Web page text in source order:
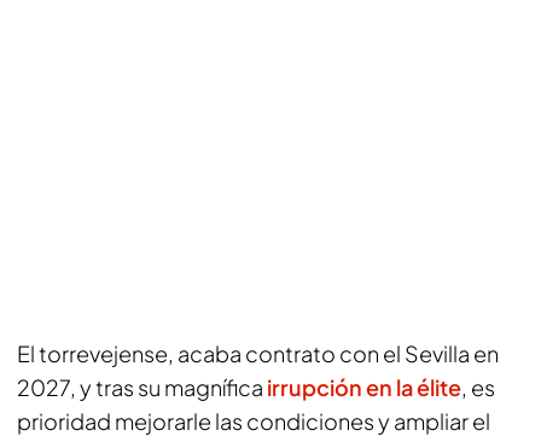
El torrevejense, acaba contrato con el Sevilla en
2027, y tras su magnífica irrupción en la élite, es
prioridad mejorarle las condiciones y ampliar el